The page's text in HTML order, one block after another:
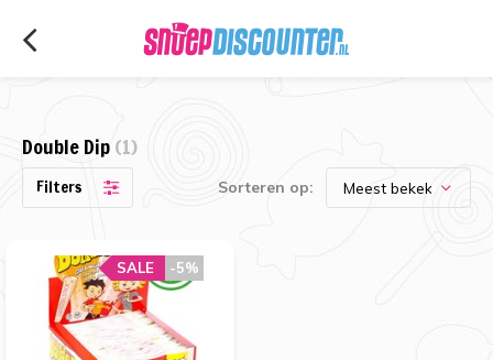
Double Dip(1)
Filters Sorteren op:
-5%
SALE